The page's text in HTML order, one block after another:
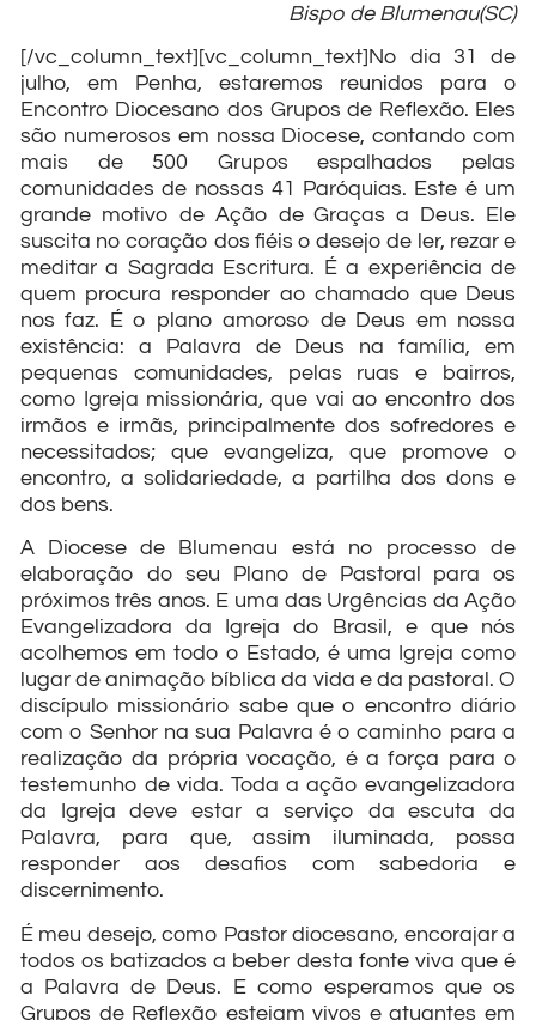
Bispo de Blumenau(SC)
[/vc_column_text][vc_column_text]No dia 31 de
julho, em Penha, estaremos reunidos para o
Encontro Diocesano dos Grupos de Reflexão. Eles
são numerosos em nossa Diocese, contando com
mais de 500 Grupos espalhados pelas
comunidades de nossas 41 Paróquias. Este é um
grande motivo de Ação de Graças a Deus. Ele
suscita no coração dos fiéis o desejo de ler, rezar e
meditar a Sagrada Escritura. É a experiência de
quem procura responder ao chamado que Deus
nos faz. É o plano amoroso de Deus em nossa
existência: a Palavra de Deus na família, em
pequenas comunidades, pelas ruas e bairros,
como Igreja missionária, que vai ao encontro dos
irmãos e irmãs, principalmente dos sofredores e
necessitados; que evangeliza, que promove o
encontro, a solidariedade, a partilha dos dons e
dos bens.
A Diocese de Blumenau está no processo de
elaboração do seu Plano de Pastoral para os
próximos três anos. E uma das Urgências da Ação
Evangelizadora da Igreja do Brasil, e que nós
acolhemos em todo o Estado, é uma Igreja como
lugar de animação bíblica da vida e da pastoral. O
discípulo missionário sabe que o encontro diário
com o Senhor na sua Palavra é o caminho para a
realização da própria vocação, é a força para o
testemunho de vida. Toda a ação evangelizadora
da Igreja deve estar a serviço da escuta da
Palavra, para que, assim iluminada, possa
responder aos desafios com sabedoria e
discernimento.
É meu desejo, como Pastor diocesano, encorajar a
todos os batizados a beber desta fonte viva que é
a Palavra de Deus. E como esperamos que os
Grupos de Reflexão estejam vivos e atuantes em